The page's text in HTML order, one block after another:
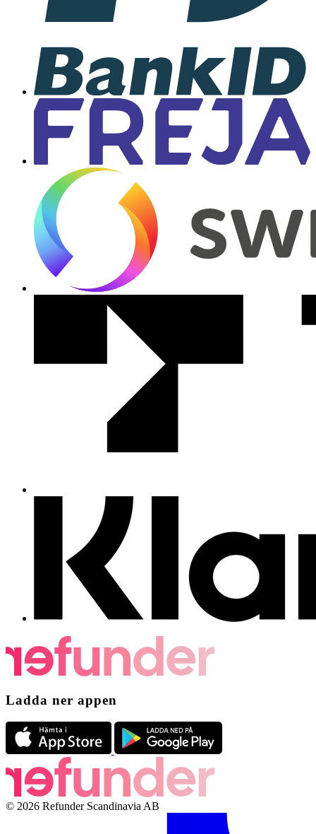
Ladda ner appen
© 2026 Refunder Scandinavia AB